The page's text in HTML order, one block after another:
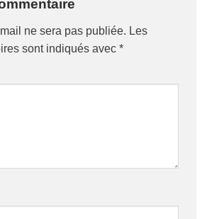
ne sera pas publiée. Les
sont indiqués avec *